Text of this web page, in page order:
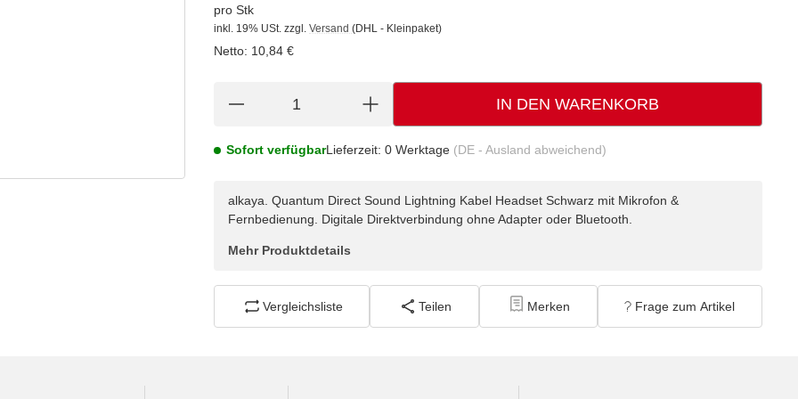
pro Stk
inkl. 19% USt. zzgl. Versand (DHL - Kleinpaket)
Netto: 10,84 €
IN DEN WARENKORB
Sofort verfügbarLieferzeit: 0 Werktage (DE - Ausland abweichend)
alkaya. Quantum Direct Sound Lightning Kabel Headset Schwarz mit Mikrofon &
Fernbedienung. Digitale Direktverbindung ohne Adapter oder Bluetooth.
Mehr Produktdetails
Vergleichsliste Teilen Merken Frage zum Artikel